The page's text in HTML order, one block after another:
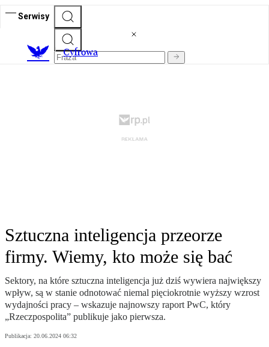
Serwisy
Cyfrowa
Sztuczna inteligencja przeorze
firmy. Wiemy, kto może się bać
Sektory, na które sztuczna inteligencja już dziś wywiera największy
wpływ, są w stanie odnotować niemal pięciokrotnie wyższy wzrost
wydajności pracy – wskazuje najnowszy raport PwC, który
„Rzeczpospolita” publikuje jako pierwsza.
Publikacja: 20.06.2024 06:32